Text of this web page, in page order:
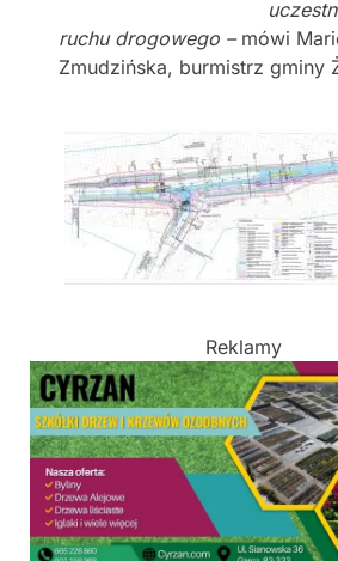
ruchu drogowego –mówi
Zmudzińska, burmistrz gminy
Reklamy